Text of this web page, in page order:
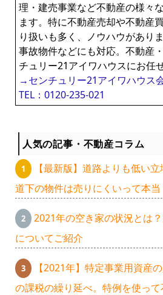
理・建売事業など不動産の様々
ます。特に不動産売却や不動産
り扱いも多く、ノウハウがあり
事故物件などにも対応。不動産
チュリー21アイワハウスにお任
→センチュリー21アイワハウス
TEL：0120-235-021
人気の記事・不動産コラム
【最新版】道路よりも低い立
道下の物件は売りにくいって本当
2021年の空き家の状況とは
についてご紹介
【2021年】特定事業用資産
の課税の繰り延べ。特例を使っ